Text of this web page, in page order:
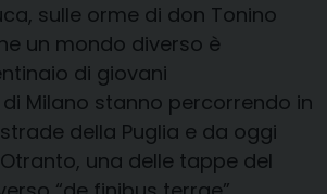
sulle orme di don Tonino
un mondo diverso è
di giovani
di Milano stanno percorrendo in
della Puglia e da oggi
una delle tappe del